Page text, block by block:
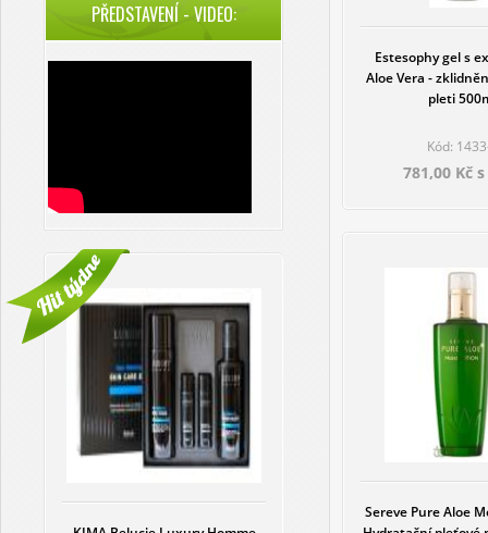
PŘEDSTAVENÍ - VIDEO:
Estesophy gel s
Aloe Vera -
pleti
Kód:
781,00 Kč
Sereve Pure Aloe